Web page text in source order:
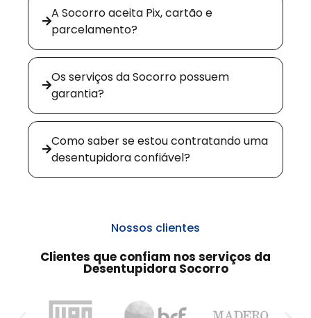
A Socorro aceita Pix, cartão e
parcelamento?
Os serviços da Socorro possuem
garantia?
Como saber se estou contratando uma
desentupidora confiável?
Clientes que confiam nos serviços da
Desentupidora Socorro
Nossos clientes